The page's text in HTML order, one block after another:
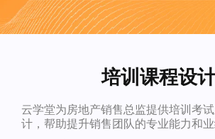
培训课程设
云学堂为房地产销售总监提供培训考
计，帮助提升销售团队的专业能力和